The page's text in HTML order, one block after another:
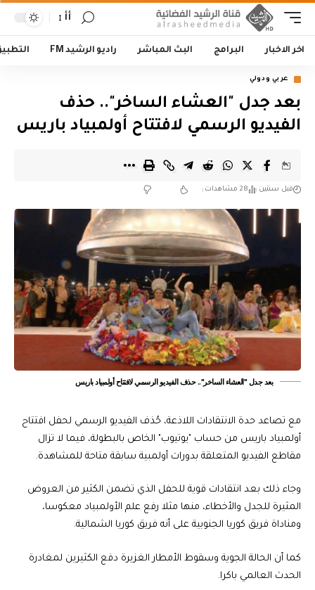
أأ
اخر الاخبار البرامج البث المباشر راديو الرشيد FM
عربي ودولي
بعد جدل "العشاء الساخر".. حذف
الفيديو الرسمي لافتتاح أولمبياد باريس
قبل سنتين 28 مشاهدات
بعد جدل "العشاء الساخر".. حذف الفيديو الرسمي لافتتاح أولمبياد باريس
مع تصاعد حدة الانتقادات اللاذعة، حُذف الفيديو الرسمي لحفل افتتاح
أولمبياد باريس من حساب "يوتيوب" الخاص بالبطولة، فيما لا تزال
مقاطع الفيديو المتعلقة بدورات أولمبية سابقة متاحة للمشاهدة.
وجاء ذلك بعد انتقادات قوية للحفل الذي تضمن الكثير من العروض
المثيرة للجدل والأخطاء، منها مثلا رفع علم الأولمبياد معكوسا،
ومناداة فريق كوريا الجنوبية على أنه فريق كوريا الشمالية.
كما أن الحالة الجوية وسقوط الأمطار الغزيرة دفع الكثيرين لمغادرة
الحدث العالمي باكرا.